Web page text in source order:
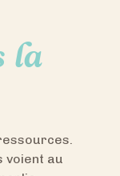
la
voient au